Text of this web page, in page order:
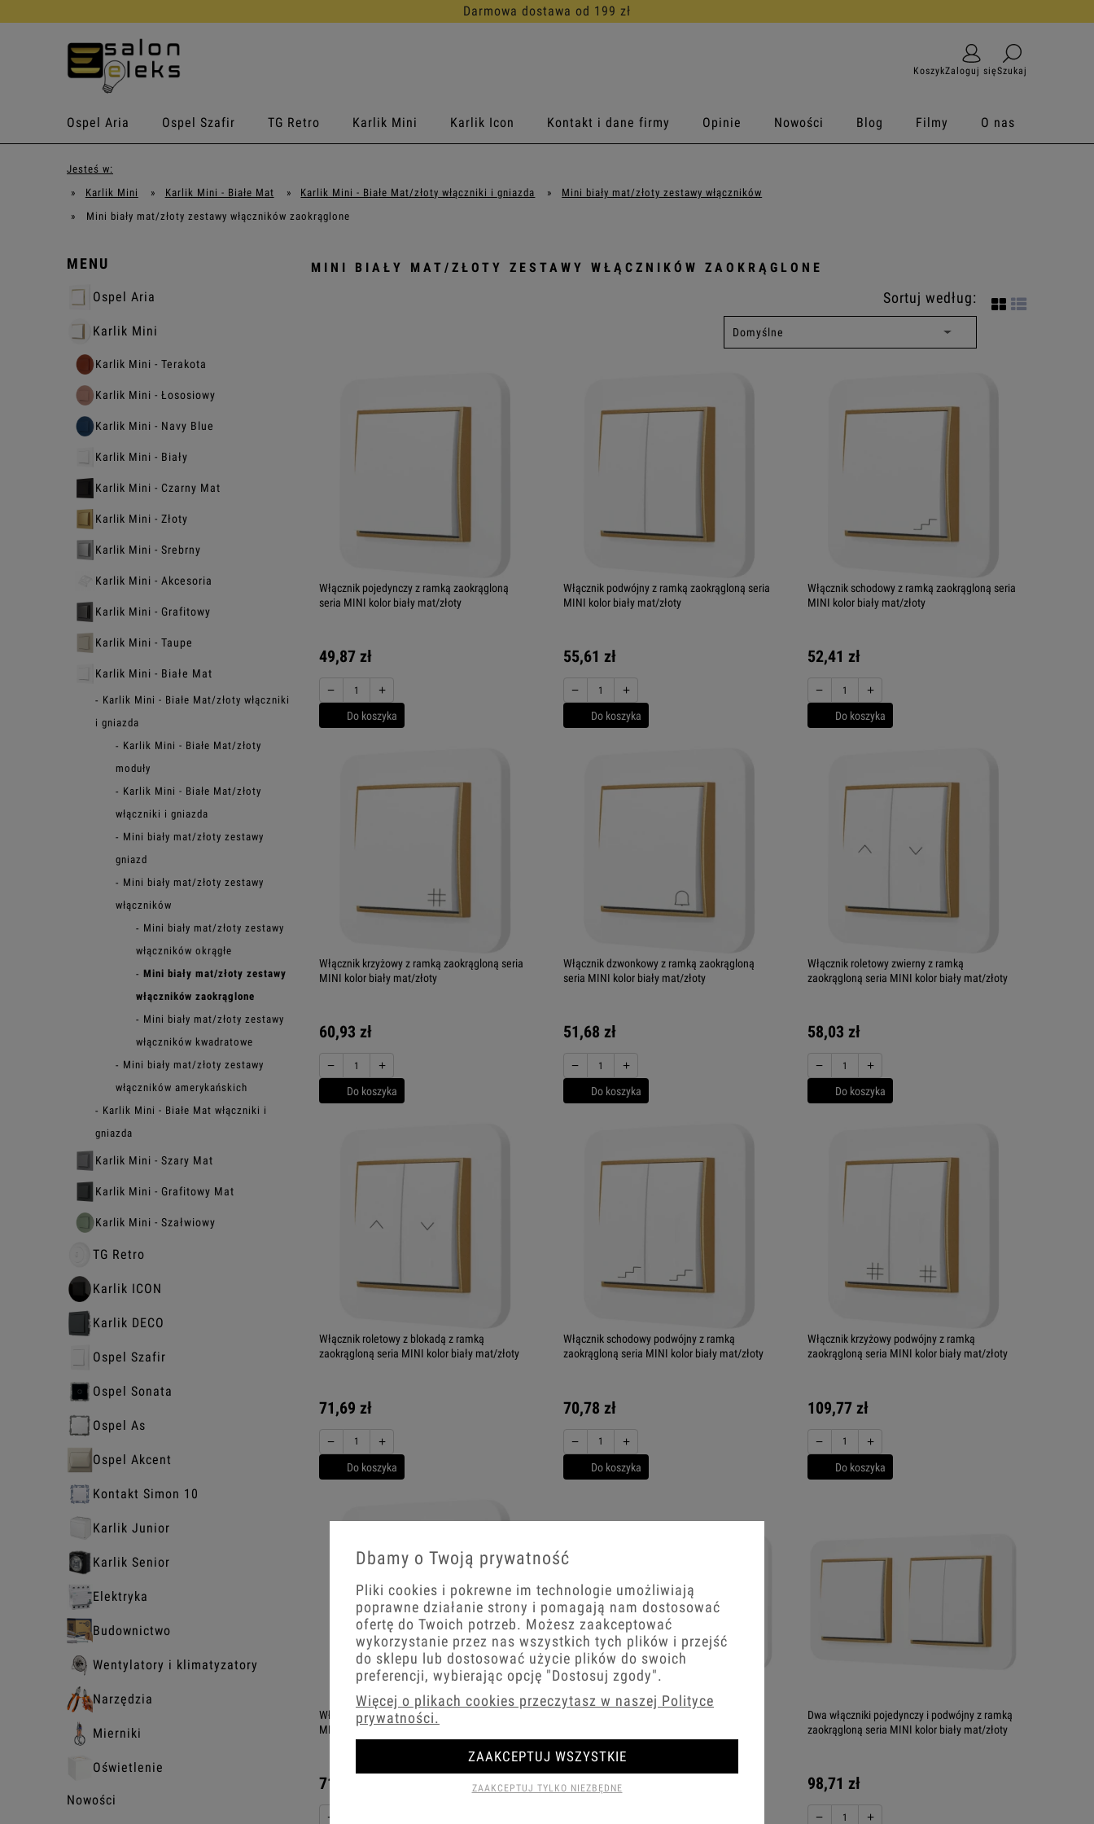
30 dni na darmowy zwrot
KoszykZaloguj sięSzukaj
Ospel Aria Ospel Szafir TG Retro Karlik Mini Karlik Icon Kontakt i dane firmy Opinie Nowości Blog Filmy O nas
Jesteś w:
»
Karlik Mini » Karlik Mini - Białe Mat » Karlik Mini - Białe Mat/złoty włączniki i gniazda »
Mini biały mat/złoty zestawy włączników
»
Mini biały mat/złoty zestawy włączników zaokrąglone
MENU
Ospel Aria
Karlik Mini
Karlik Mini - Terakota
Karlik Mini - Łososiowy
Karlik Mini - Navy Blue
Karlik Mini - Biały
Karlik Mini - Czarny Mat
Karlik Mini - Złoty
Karlik Mini - Srebrny
Karlik Mini - Akcesoria
Karlik Mini - Grafitowy
Karlik Mini - Taupe
Karlik Mini - Białe Mat
Karlik Mini - Białe Mat/złoty włączniki
i gniazda
Karlik Mini - Białe Mat/złoty
moduły
Karlik Mini - Białe Mat/złoty
włączniki i gniazda
Mini biały mat/złoty zestawy
gniazd
Mini biały mat/złoty zestawy
włączników
Mini biały mat/złoty zestawy
włączników okrągłe
Mini biały mat/złoty zestawy
włączników zaokrąglone
Mini biały mat/złoty zestawy
włączników kwadratowe
Mini biały mat/złoty zestawy
włączników amerykańskich
Karlik Mini - Białe Mat włączniki i
gniazda
Karlik Mini - Szary Mat
Karlik Mini - Grafitowy Mat
Karlik Mini - Szałwiowy
TG Retro
Karlik ICON
Karlik DECO
Ospel Szafir
Ospel Sonata
Ospel As
Ospel Akcent
Kontakt Simon 10
Karlik Junior
Karlik Senior
Elektryka
Budownictwo
Wentylatory i klimatyzatory
Narzędzia
Mierniki
Oświetlenie
Nowości
MINI BIAŁY MAT/ZŁOTY ZESTAWY WŁĄCZNIKÓW ZAOKRĄGLONE
Sortuj według:
Włącznik pojedynczy z ramką zaokrągloną
seria MINI kolor biały mat/złoty
49,87 zł
− +
Do koszyka
Włącznik podwójny z ramką zaokrągloną seria
MINI kolor biały mat/złoty
55,61 zł
− +
Do koszyka
Włącznik schodowy z ramką zaokrągloną seria
MINI kolor biały mat/złoty
52,41 zł
− +
Do koszyka
Włącznik krzyżowy z ramką zaokrągloną seria
MINI kolor biały mat/złoty
60,93 zł
− +
Do koszyka
Włącznik dzwonkowy z ramką zaokrągloną
seria MINI kolor biały mat/złoty
51,68 zł
− +
Do koszyka
Włącznik roletowy zwierny z ramką
zaokrągloną seria MINI kolor biały mat/złoty
58,03 zł
− +
Do koszyka
Włącznik roletowy z blokadą z ramką
zaokrągloną seria MINI kolor biały mat/złoty
71,69 zł
− +
Do koszyka
Włącznik schodowy podwójny z ramką
zaokrągloną seria MINI kolor biały mat/złoty
70,78 zł
− +
Do koszyka
Włącznik krzyżowy podwójny z ramką
zaokrągloną seria MINI kolor biały mat/złoty
109,77 zł
− +
Do koszyka
Włącznik potrójny z ramką zaokrągloną seria
MINI kolor biały mat/złoty
71,21 zł
−
92,97 zł
Dwa włączniki pojedynczy i podwójny z ramką
zaokrągloną seria MINI kolor biały mat/złoty
98,71 zł
− +
Dbamy o Twoją prywatność
Pliki cookies i pokrewne im technologie umożliwiają
poprawne działanie strony i pomagają nam dostosować
ofertę do Twoich potrzeb. Możesz zaakceptować
wykorzystanie przez nas wszystkich tych plików i przejść
do sklepu lub dostosować użycie plików do swoich
preferencji, wybierając opcję "Dostosuj zgody".
Więcej o plikach cookies przeczytasz w naszej Polityce
prywatności.
ZAAKCEPTUJ TYLKO NIEZBĘDNE
ZAAKCEPTUJ WSZYSTKIE